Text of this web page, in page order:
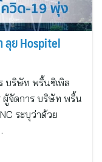
ลุย Hospitel
บริษัท พริ้นซิเพิล
ผู้จัดการ บริษัท พริ้น
ระบุว่าด้วย